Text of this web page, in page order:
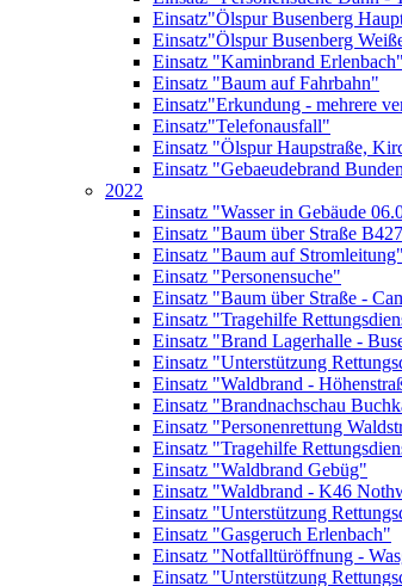
Einsatz"Ölspur Busenberg
Einsatz"Ölspur Busenberg
Einsatz "Kaminbrand Erlenbach"
Einsatz "Baum auf Fahrbahn"
Einsatz"Erkundung - mehrere
Einsatz"Telefonausfall"
Einsatz "Ölspur Haupstraße,
Einsatz "Gebaeudebrand
2022
Einsatz "Wasser in Gebäude
Einsatz "Baum über Straße
Einsatz "Baum auf Stromleitung"
Einsatz "Personensuche"
Einsatz "Baum über Straße -
Einsatz "Tragehilfe
Einsatz "Brand Lagerhalle -
Einsatz "Unterstützung
Einsatz "Waldbrand -
Einsatz "Brandnachschau
Einsatz "Personenrettung
Einsatz "Tragehilfe
Einsatz "Waldbrand Gebüg"
Einsatz "Waldbrand - K46
Einsatz "Unterstützung
Einsatz "Gasgeruch Erlenbach"
Einsatz "Notfalltüröffnung -
Einsatz "Unterstützung